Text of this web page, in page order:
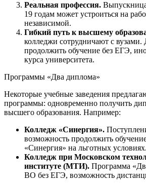
Реальная профессия.
19 годам может устроиться на
независимой.
Гибкий путь к высшему
колледжи сотрудничают с
продолжить обучение без ЕГЭ,
курса университета.
Программы «Два диплома»
Некоторые учебные заведения
программы: одновременно получить
высшего образования. Например:
Колледж «Синергия».
возможность продолжить
«Синергия» на льготных условиях.
Колледж при Московском
институте (МТИ). Программа
ВО без ЕГЭ, возможность